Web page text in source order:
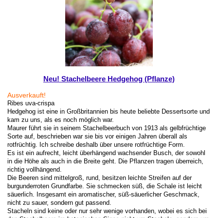
Neu! Stachelbeere Hedgehog (Pflanze)
Ausverkauft!
Ribes uva-crispa
Hedgehog ist eine in Großbritannien bis heute beliebte Dessertsorte und
kam zu uns, als es noch möglich war.
Maurer führt sie in seinem Stachelbeerbuch von 1913 als gelbfrüchtige
Sorte auf, beschrieben war sie bis vor einigen Jahren überall als
rotfrüchtig. Ich schreibe deshalb über unsere rotfrüchtige Form.
Es ist ein aufrecht, leicht überhängend wachsender Busch, der sowohl
in die Höhe als auch in die Breite geht. Die Pflanzen tragen überreich,
richtig vollhängend.
Die Beeren sind mittelgroß, rund, besitzen leichte Streifen auf der
burgunderroten Grundfarbe. Sie schmecken süß, die Schale ist leicht
säuerlich. Insgesamt ein aromatischer, süß-säuerlicher Geschmack,
nicht zu sauer, sondern gut passend.
Stacheln sind keine oder nur sehr wenige vorhanden, wobei es sich bei